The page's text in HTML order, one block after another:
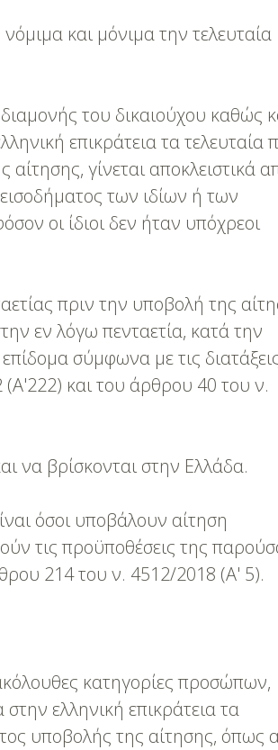
και μόνιμα την τελευταία
του δικαιούχου καθώς
επικράτεια τα τελευταία
γίνεται αποκλειστικά
των ιδίων ή των
οι ίδιοι δεν ήταν υπόχρεοι
πριν την υποβολή της
εν λόγω πενταετία, κατά την
σύμφωνα με τις
και του άρθρου 40 του ν.
να βρίσκονται στην Ελλάδα.
όσοι υποβάλουν αίτηση
τις προϋποθέσεις της
214 του ν. 4512/2018 (Α' 5).
κατηγορίες προσώπων,
ελληνική επικράτεια τα
υποβολής της αίτησης, όπως